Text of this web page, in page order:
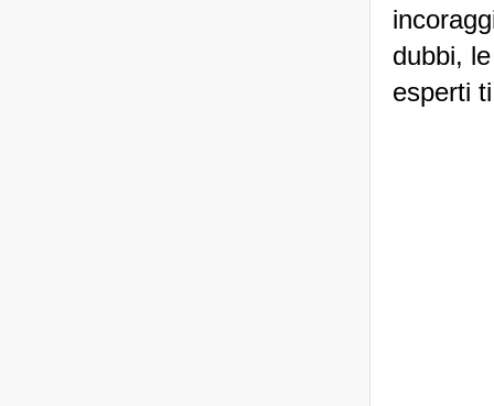
dubbi,
esperti